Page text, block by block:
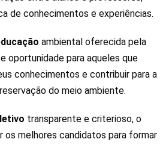
de conhecimentos e experiências.
ambiental oferecida pela
oportunidade para aqueles que
conhecimentos e contribuir para a
do meio ambiente.
transparente e criterioso, o
os melhores candidatos para formar